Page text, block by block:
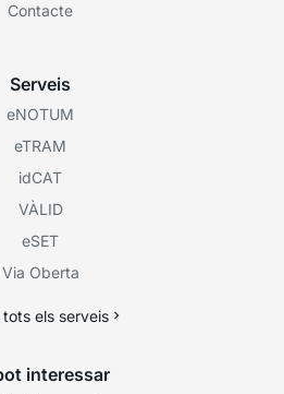
Contacte
Serveis
eNOTUM
eTRAM
idCAT
VÀLID
eSET
Via Oberta
tots els serveis
interessar